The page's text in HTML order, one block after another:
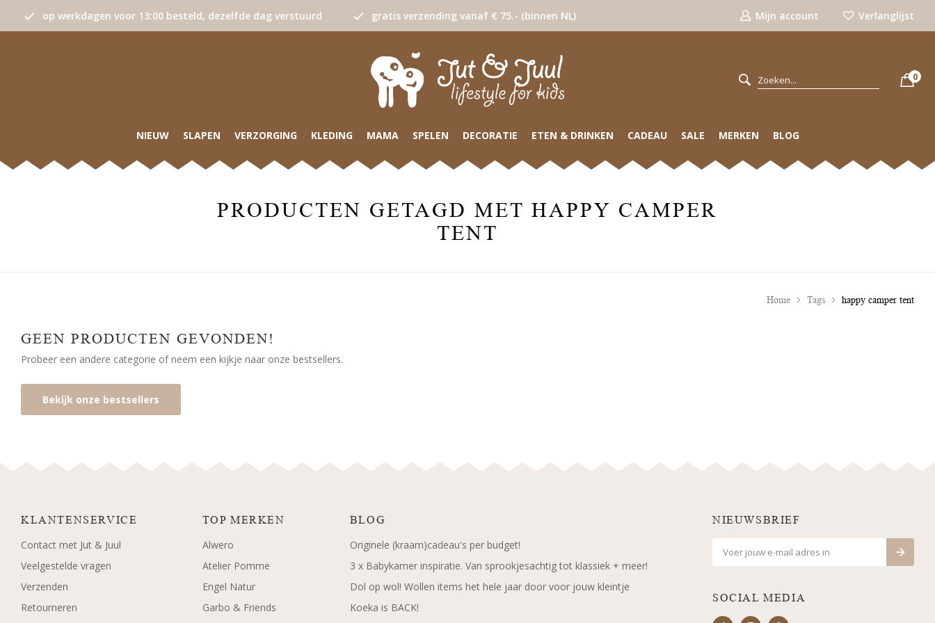
op werkdagen voor 13:00 besteld, dezelfde dag verstuurd gratis verzending vanaf € 75.- (binnen NL) Mijn account Verlanglijst
0
NIEUW SLAPEN VERZORGING KLEDING MAMA SPELEN DECORATIE ETEN & DRINKEN CADEAU SALE MERKEN BLOG
PRODUCTEN GETAGD MET HAPPY CAMPER
TENT
Home Tags happy camper tent
GEEN PRODUCTEN GEVONDEN!
Probeer een andere categorie of neem een kijkje naar onze bestsellers.
Bekijk onze bestsellers
KLANTENSERVICE
Contact met Jut & Juul
Veelgestelde vragen
Verzenden
Retourneren
TOP MERKEN
Alwero
Atelier Pomme
Engel Natur
Garbo & Friends
BLOG
Originele (kraam)cadeau's per budget!
3 x Babykamer inspiratie. Van sprookjesachtig tot klassiek + meer!
Dol op wol! Wollen items het hele jaar door voor jouw kleintje
Koeka is BACK!
NIEUWSBRIEF
SOCIAL MEDIA